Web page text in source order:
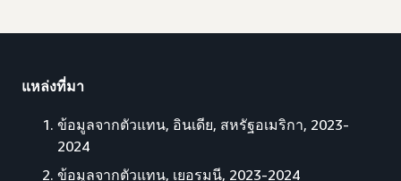
แหล่งที่มา
ข้อมูลจากตัวแทน, อินเดีย, สหรัฐอเมริกา, 2023-
2024
ข้อมูลจากตัวแทน, เยอรมนี, 2023-2024